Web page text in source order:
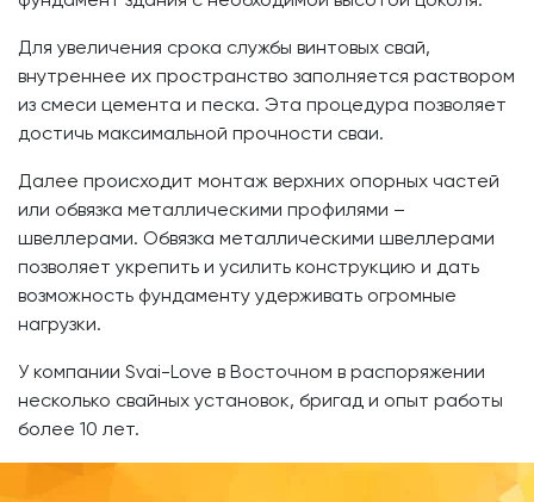
Для увеличения срока службы винтовых свай,
внутреннее их пространство заполняется раствором
из смеси цемента и песка. Эта процедура позволяет
достичь максимальной прочности сваи.
Далее происходит монтаж верхних опорных частей
или обвязка металлическими профилями –
швеллерами. Обвязка металлическими швеллерами
позволяет укрепить и усилить конструкцию и дать
возможность фундаменту удерживать огромные
нагрузки.
У компании Svai-Love в Восточном в распоряжении
несколько свайных установок, бригад и опыт работы
более 10 лет.